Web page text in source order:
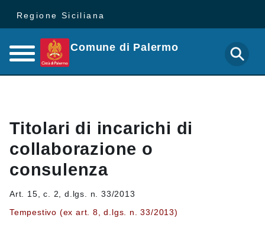
Regione Siciliana
Comune di Palermo
Titolari di incarichi di
collaborazione o
consulenza
Art. 15, c. 2, d.lgs. n. 33/2013
Tempestivo (ex art. 8, d.lgs. n. 33/2013)